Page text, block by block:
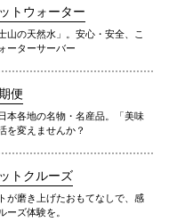
トウォーター
山の天然水」。安心・安全、こ
ーターサーバー
便
本各地の名物・名産品。「美味
を変えませんか？
トクルーズ
が磨き上げたおもてなしで、感
ーズ体験を。